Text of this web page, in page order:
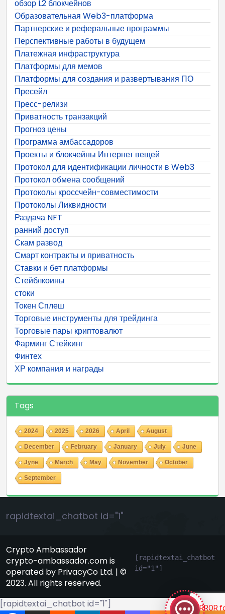
обзор L2 блокчейнов
Образовательная Web3-платформа
Партнерские и реферальные программы
Перспективные работы в будущем
Платежная инфраструктура
Платформы для мемов
Платформы для создания и развертывания ПО
Пресейл
Пресс-релизи
Приватность транзакций
Прогноз цены
Программа амбассадоров
Проекты и блокчейны Интернет вещей
Протокол для идентификации личности в Web3
Протокол обмена сообщений
Протоколы кроссчейн-совместимости
Протоколы Ликвидности
Раздача NFT
ранний доступ
Скам развод
Смарт контракты и приватность
Ставки и бет платформы
Стейблкоины
стоки
Токен Сплеш
Торговые инструменты для трейдинга
Торговые пары криптовалют
Фарминг Стейкинг
Финтех
ХР компания и награды
Tags
2024 2025 2026 April August
December February January July June
Jyne March May November October
September
rapidtextai_chatbot id="1"
Crypto Ambassador
crypto-ambassador.com is
operated by PrivacyCo Ltd. | ©
2023. All rights reserved.
[rapidtextai_chatbot
id="1"]
GeekyBot
[rapidtextai_chatbot id="1"]